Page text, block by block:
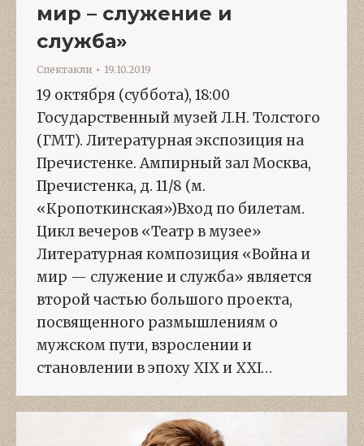
мир – служение и
служба»
Спектакли 19.10.2019
19 октября (суббота), 18:00
Государственный музей Л.Н. Толстого
(ГМТ). Литературная экспозиция на
Пречистенке. Ампирный зал Москва,
Пречистенка, д. 11/8 (м.
«Кропоткинская»)Вход по билетам.
Цикл вечеров «Театр в музее»
Литературная композиция «Война и
мир — служение и служба» является
второй частью большого проекта,
посвященного размышлениям о
мужском пути, взрослении и
становлении в эпоху XIX и XXI…